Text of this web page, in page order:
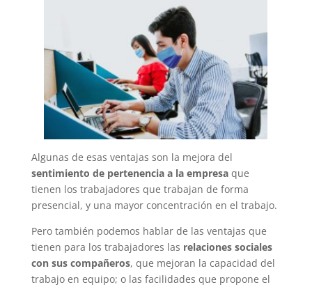
Algunas de esas ventajas son la mejora del
sentimiento de pertenencia a la empresaque
tienen los trabajadores que trabajan de forma
presencial, y una mayor concentración en el trabajo.
Pero también podemos hablar de las ventajas que
tienen para los trabajadores las relaciones sociales
con sus compañeros, que mejoran la capacidad del
trabajo en equipo; o las facilidades que propone el